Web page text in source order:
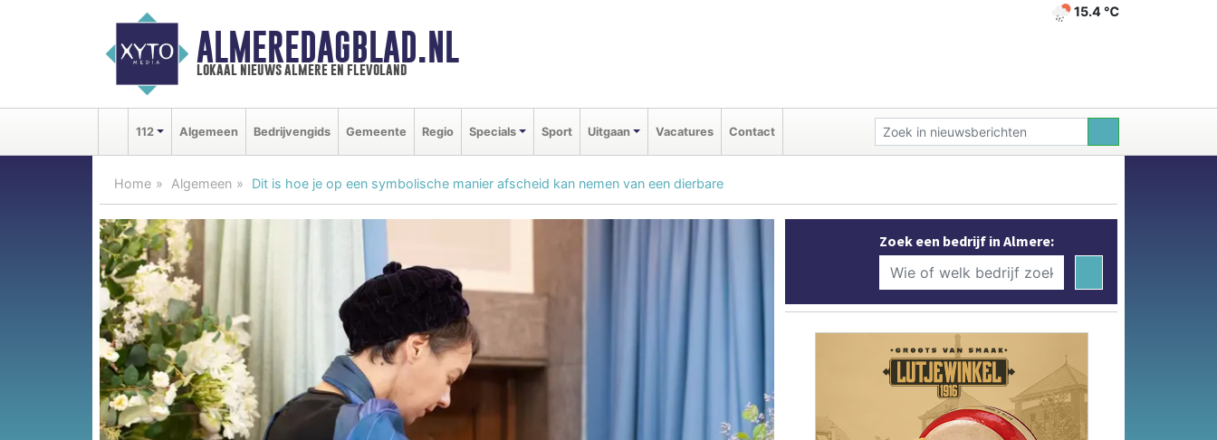
ALMEREDAGBLAD.NL
lokaal nieuws almere en flevoland
15.4 ℃
112 Algemeen Bedrijvengids Gemeente Regio Specials Sport Uitgaan Vacatures Contact
Home Algemeen Dit is hoe je op een symbolische manier afscheid kan nemen van een dierbare
Zoek een bedrijf in Almere: